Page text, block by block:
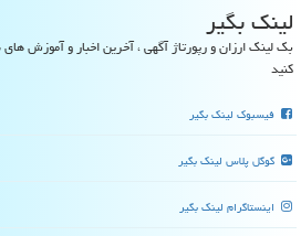
لینك بگیر
بک لینک ارزان و رپورتاژ آگهی ، آخرین اخبار و آموزش
کنید
فیسبوک لینک بگیر
گوگل پلاس لینک بگیر
اینستاگرام لینک بگیر